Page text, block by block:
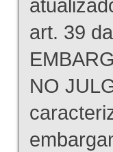
art. 39
NO